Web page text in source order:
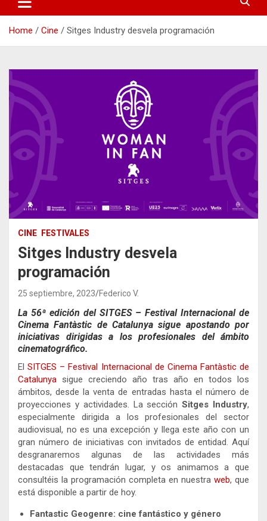
Home Cine Sitges Industry desvela programación
CINE FESTIVALES
Sitges Industry desvela
programación
25 septiembre, 2023 Federico V.
La 56ª edición del SITGES – Festival Internacional de
Cinema Fantàstic de Catalunya sigue apostando por
iniciativas dirigidas a los profesionales del ámbito
cinematográfico.
ElSITGES – Festival Internacional de Cinema Fantàstic de
Catalunya sigue creciendo año tras año en todos los
ámbitos, desde la venta de entradas hasta el número de
proyecciones y actividades. La secciónSitges Industry,
especialmente dirigida a los profesionales del sector
audiovisual, no es una excepción y llega este año con un
gran número de iniciativas con invitados de entidad. Aquí
desgranaremos algunas de las actividades más
destacadas que tendrán lugar, y os animamos a que
consultéis la programación completa en nuestra web, que
está disponible a partir de hoy.
Fantastic Geogenre: cine fantástico y género